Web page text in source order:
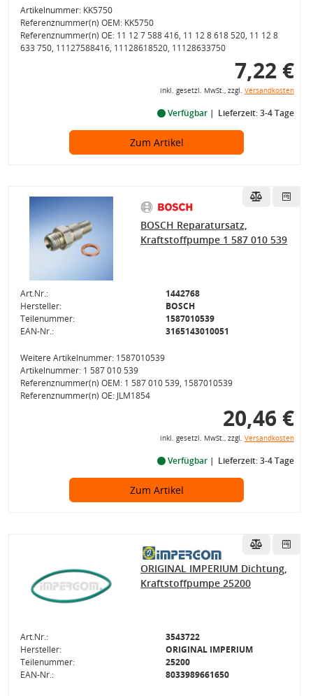
Artikelnummer: KK5750
Referenznummer(n) OEM: KK5750
Referenznummer(n) OE: 11 12 7 588 416, 11 12 8 618 520, 11 12 8
633 750, 11127588416, 11128618520, 11128633750
7,22 €
inkl. gesetzl. MwSt., zzgl. Versandkosten
Verfügbar Lieferzeit: 3-4 Tage
Zum Artikel
BOSCH Reparatursatz,
Kraftstoffpumpe 1 587 010 539
Art.Nr.:
1442768
Hersteller:
BOSCH
Teilenummer:
1587010539
EAN-Nr.:
3165143010051
Weitere Artikelnummer: 1587010539
Artikelnummer: 1 587 010 539
Referenznummer(n) OEM: 1 587 010 539, 1587010539
Referenznummer(n) OE: JLM1854
20,46 €
inkl. gesetzl. MwSt., zzgl. Versandkosten
Verfügbar Lieferzeit: 3-4 Tage
Zum Artikel
ORIGINAL IMPERIUM Dichtung,
Kraftstoffpumpe 25200
Art.Nr.:
3543722
Hersteller:
ORIGINAL IMPERIUM
Teilenummer:
25200
EAN-Nr.:
8033989661650